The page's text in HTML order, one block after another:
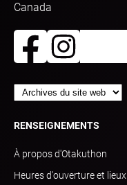
Canada
RENSEIGNEMENTS
À propos d'Otakuthon
Heures d'ouverture et lieux